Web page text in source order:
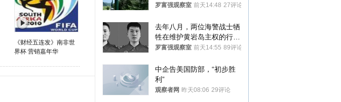
《财经五连发》南非世
界杯 营销嘉年华
发现出大事了
罗富强观察室 前天14:48 27评论
去年八月，两位海警战士牺
牲在维护黄岩岛主权的行动
中
罗富强观察室 前天14:55 89评论
中企告美国防部，“初步胜
利”
观察者网 昨天08:06 29评论